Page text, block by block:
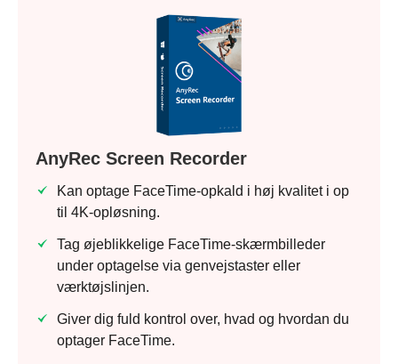
AnyRec Screen Recorder
Kan optage FaceTime-opkald i høj kvalitet i op
til 4K-opløsning.
Tag øjeblikkelige FaceTime-skærmbilleder
under optagelse via genvejstaster eller
værktøjslinjen.
Giver dig fuld kontrol over, hvad og hvordan du
optager FaceTime.